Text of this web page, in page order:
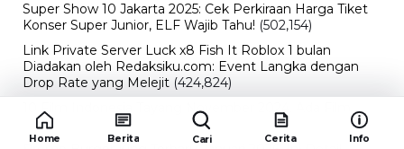
Super Show 10 Jakarta 2025: Cek Perkiraan Harga Tiket
Konser Super Junior, ELF Wajib Tahu! (502,154)
Link Private Server Luck x8 Fish It Roblox 1 bulan
Diadakan oleh Redaksiku.com: Event Langka dengan
Drop Rate yang Melejit (424,824)
10 Film Indonesia Tayang November 2024, Ada Film
Wulan Guritno! (352,097)
Home Berita Cari Cerita Info